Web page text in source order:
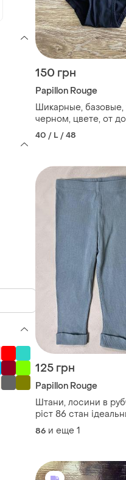
150 грн
Papillon Rouge
Шикарные, базовые,
черном, цвете, от
бренда: pp👌
40 / L / 48
125 грн
Papillon Rouge
Штани, лосини в
ріст 86 стан
peyton дов 41, крок
86 и еще 1